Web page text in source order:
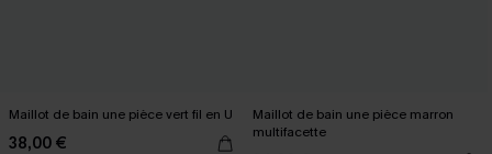
Maillot de bain une pièce vert fil en U
38,00 €
Maillot de bain une pièce marron
multifacette